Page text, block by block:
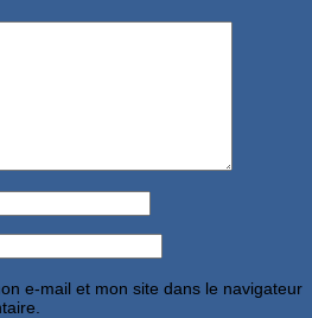
e-mail et mon site dans le navigateur